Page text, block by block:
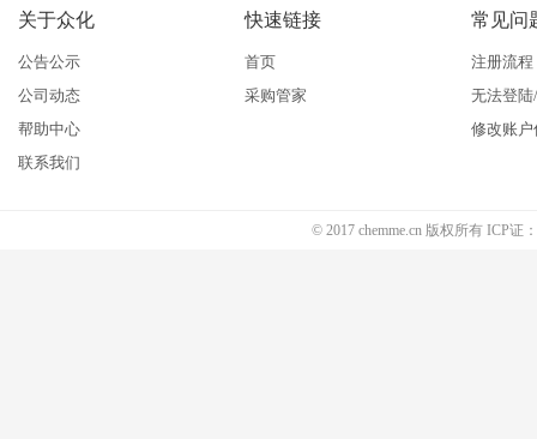
关于众化
公告公示
公司动态
帮助中心
联系我们
快速链接
首页
采购管家
常见问
注册流程
无法登
修改账户
© 2017 chemme.cn 版权所有 ICP证：